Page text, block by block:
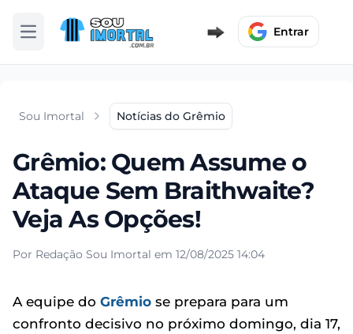
Abrir menu Entrar
Sou Imortal Notícias do Grêmio
Grêmio: Quem Assume o
Ataque Sem Braithwaite?
Veja As Opções!
Por Redação Sou Imortal em 12/08/2025 14:04
A equipe do Grêmio se prepara para um
confronto decisivo no próximo domingo, dia 17,